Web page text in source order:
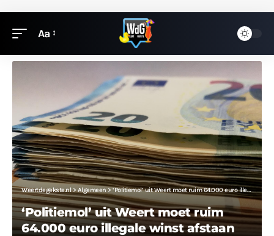
Aa
Weertdegekste.nl>Algemeen >‘Politiemol’ uit Weert moet ruim 64.000 euro illegale winst afstaan
‘Politiemol’ uit Weert moet ruim
64.000 euro illegale winst afstaan